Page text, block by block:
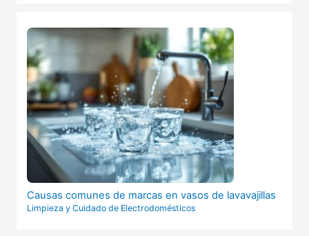
Causas comunes de marcas en vasos de lavavajillas
Limpieza y Cuidado de Electrodomésticos